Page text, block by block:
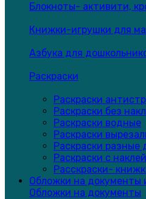
Блокноты- активити,
Книжки-игрушки для
Азбука для
Раскраски
Раскраски
Раскраски без
Раскраски водные
Раскраски
Раскраски разные
Раскраски с
Расскраски-
Обложки на документы
Обложки на документы